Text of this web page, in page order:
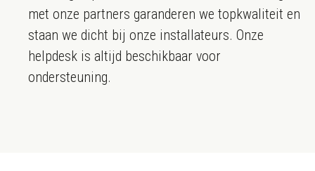
met onze partners garanderen we topkwaliteit en
staan we dicht bij onze installateurs. Onze
helpdesk is altijd beschikbaar voor
ondersteuning.